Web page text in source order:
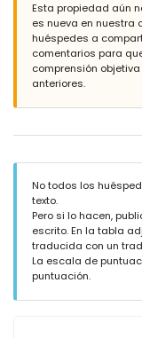
Esta propiedad aún
es nueva en nuestra
huéspedes a
comentarios para
comprensión
anteriores.
No todos los
texto.
Pero si lo hacen,
escrito. En la tabla
traducida con un
La escala de
puntuación.